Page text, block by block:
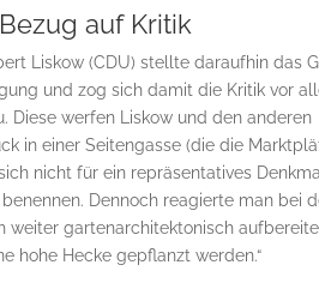
auf Kritik
Liskow (CDU) stellte daraufhin das
und zog sich damit die Kritik vor
Diese werfen Liskow und den anderen
in einer Seitengasse (die die
nicht für ein repräsentatives
Dennoch reagierte man bei
weiter gartenarchitektonisch
hohe Hecke gepflanzt werden.“